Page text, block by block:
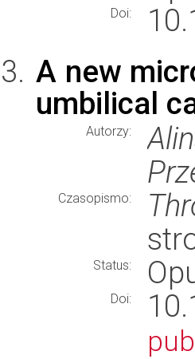
Doi:
A new
umbilical
Autorzy:
Czasopismo:
Status:
Doi: